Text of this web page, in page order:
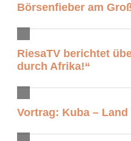
Börsenfieber am
RiesaTV berichtet
durch Afrika!“
Vortrag: Kuba – Land